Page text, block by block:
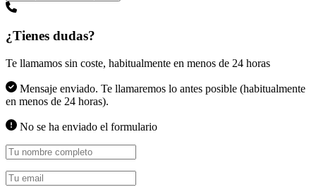
¿Tienes dudas?
Te llamamos sin coste, habitualmente en menos de 24 horas
Mensaje enviado. Te llamaremos lo antes posible (habitualmente
en menos de 24 horas).
No se ha enviado el formulario